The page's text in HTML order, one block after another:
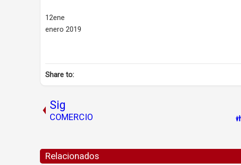
12ene
enero 2019
Share to:
Sig
COMERCIO
Relacionados